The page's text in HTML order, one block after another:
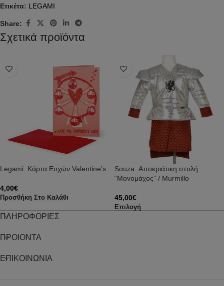
Ετικέτα: LEGAMI
Share:
Σχετικά προϊόντα
Legami. Κάρτα Ευχών Valentine’s
4,00€
Προσθήκη Στο Καλάθι
Souza. Αποκριάτικη στολή
“Μονομάχος” / Murmillo
45,00€
Επιλογή
ΠΛΗΡΟΦΟΡΙΕΣ
ΠΡΟΙΟΝΤΑ
ΕΠΙΚΟΙΝΩΝΙΑ